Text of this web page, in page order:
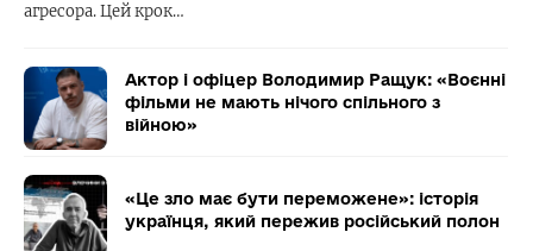
агресора. Цей крок…
Актор і офіцер Володимир Ращук: «Воєнні
фільми не мають нічого спільного з
війною»
«Це зло має бути переможене»: історія
українця, який пережив російський полон